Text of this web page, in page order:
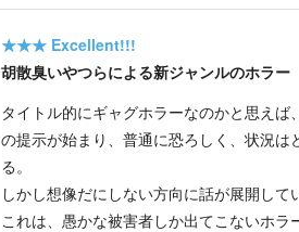
★★★ Excellent!!!
胡散臭いやつらによる新ジャンルのホラー
タイトル的にギャグホラーなのかと思え
の提示が始まり、普通に恐ろしく、状況
る。
しかし想像だにしない方向に話が展開して
これは、愚かな被害者しか出てこないホ